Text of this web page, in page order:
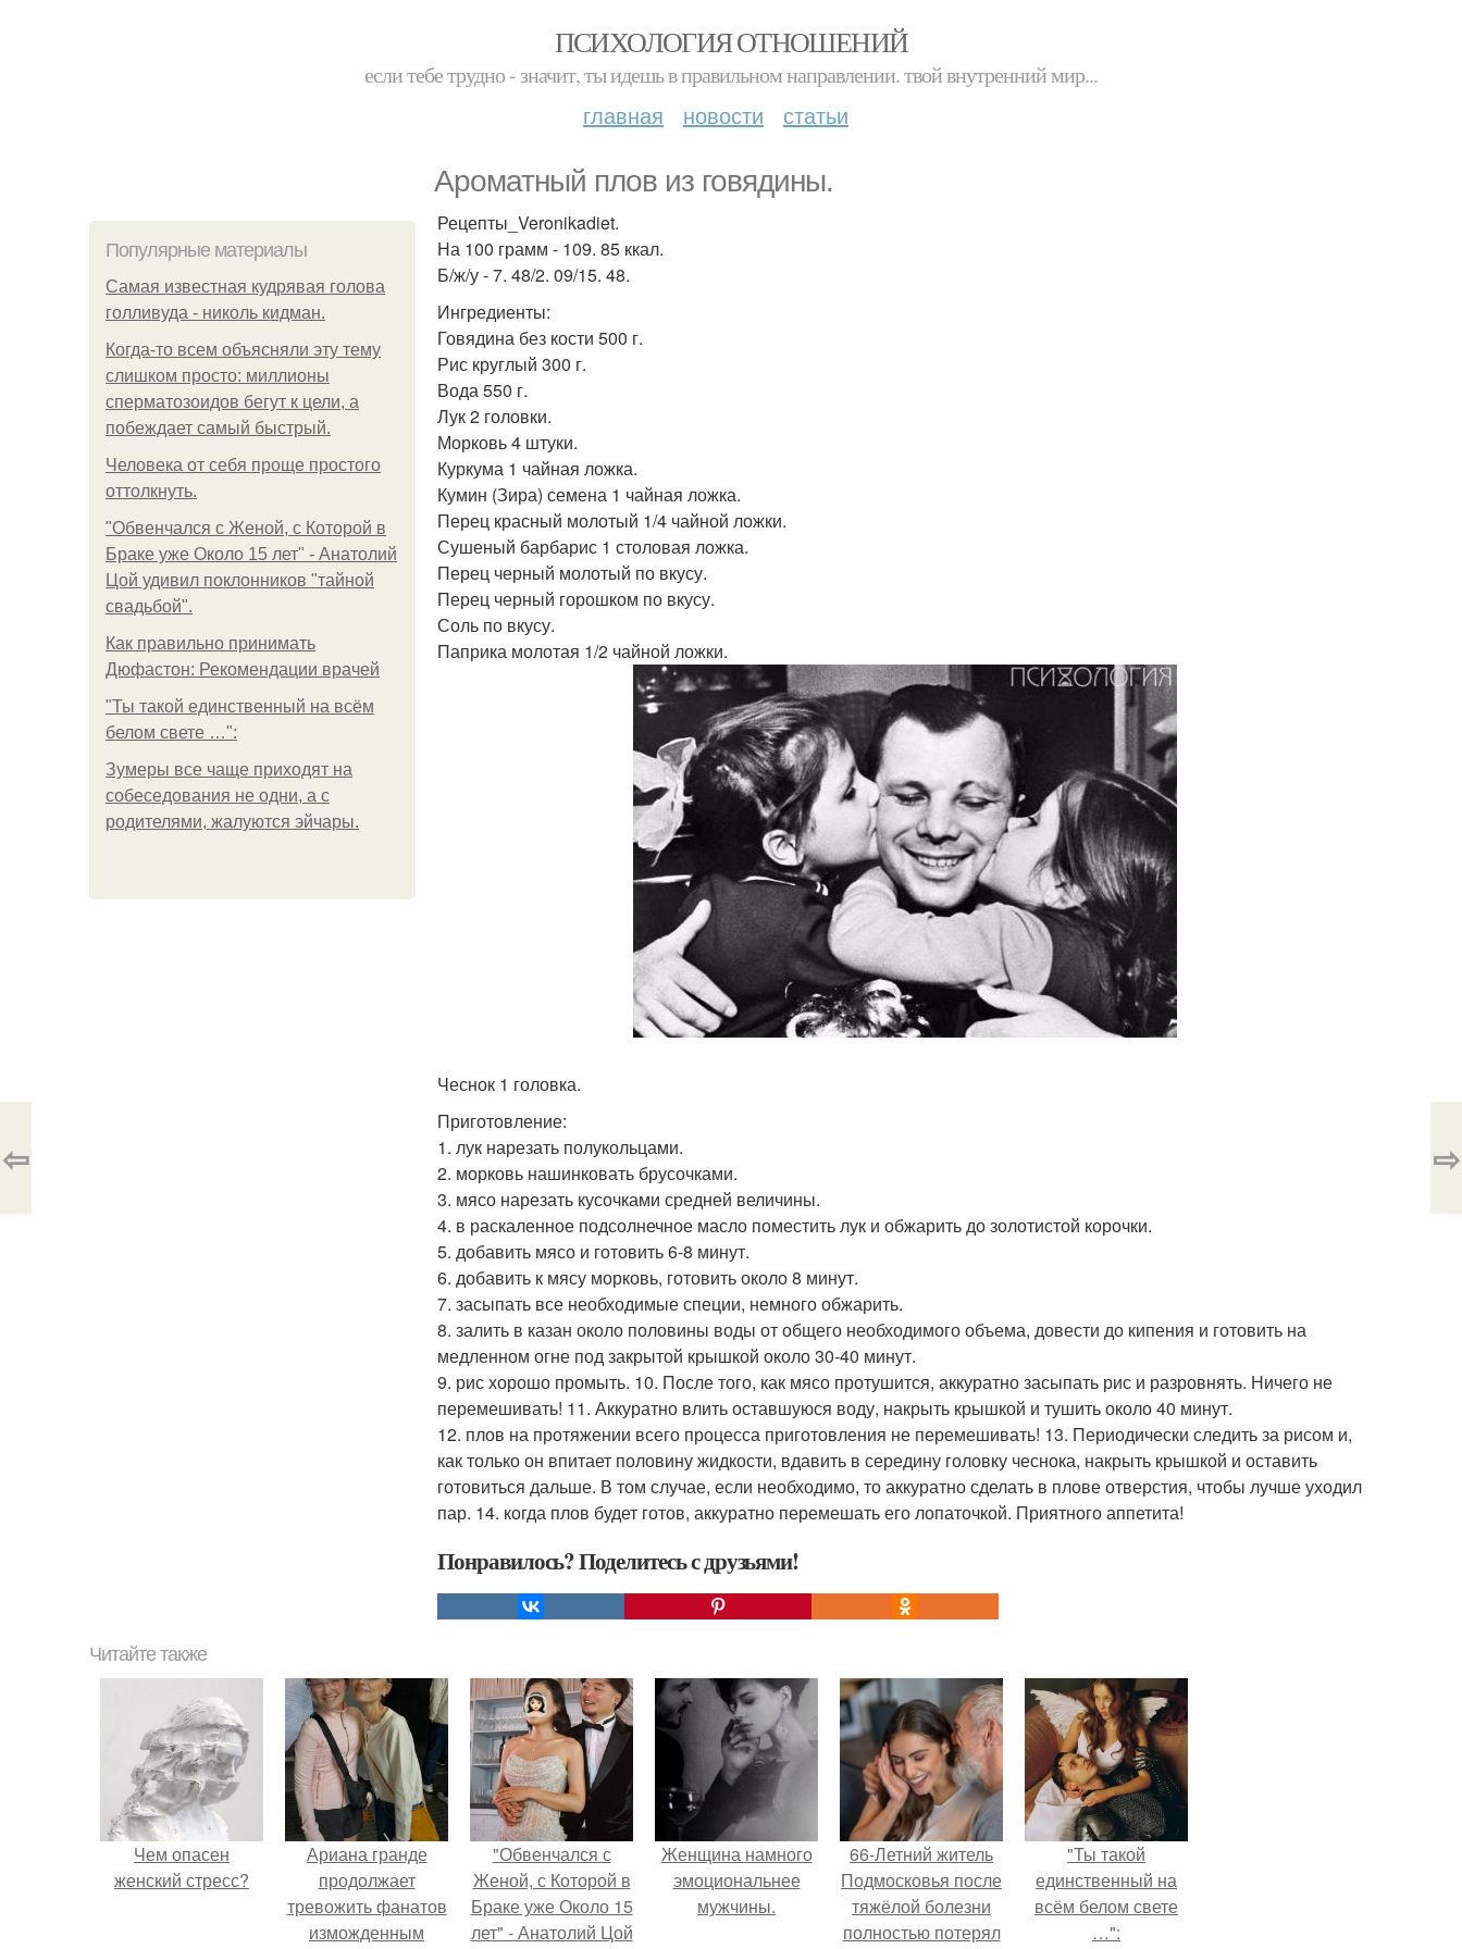
ПСИХОЛОГИЯ ОТНОШЕНИЙ
если тебе трудно - значит, ты идешь в правильном направлении. твой внутренний мир...
главная новости статьи
Ароматный плов из говядины.
Популярные материалы
Самая известная кудрявая голова
голливуда - николь кидман.
Когда-то всем объясняли эту тему
слишком просто: миллионы
сперматозоидов бегут к цели, а
побеждает самый быстрый.
Человека от себя проще простого
оттолкнуть.
"Обвенчался с Женой, с Которой в
Браке уже Около 15 лет" - Анатолий
Цой удивил поклонников "тайной
свадьбой".
Как правильно принимать
Дюфастон: Рекомендации врачей
"Ты такой единственный на всём
белом свете …":
Зумеры все чаще приходят на
собеседования не одни, а с
родителями, жалуются эйчары.
Рецепты_Veronikadiet.
На 100 грамм - 109. 85 ккал.
Б/ж/у - 7. 48/2. 09/15. 48.
Ингредиенты:
Говядина без кости 500 г.
Рис круглый 300 г.
Вода 550 г.
Лук 2 головки.
Морковь 4 штуки.
Куркума 1 чайная ложка.
Кумин (Зира) семена 1 чайная ложка.
Перец красный молотый 1/4 чайной ложки.
Сушеный барбарис 1 столовая ложка.
Перец черный молотый по вкусу.
Перец черный горошком по вкусу.
Соль по вкусу.
Паприка молотая 1/2 чайной ложки.
Чеснок 1 головка.
Приготовление:
1. лук нарезать полукольцами.
2. морковь нашинковать брусочками.
3. мясо нарезать кусочками средней величины.
4. в раскаленное подсолнечное масло поместить лук и обжарить до золотистой корочки.
5. добавить мясо и готовить 6-8 минут.
6. добавить к мясу морковь, готовить около 8 минут.
7. засыпать все необходимые специи, немного обжарить.
8. залить в казан около половины воды от общего необходимого объема, довести до кипения и готовить на
медленном огне под закрытой крышкой около 30-40 минут.
9. рис хорошо промыть. 10. После того, как мясо протушится, аккуратно засыпать рис и разровнять. Ничего не
перемешивать! 11. Аккуратно влить оставшуюся воду, накрыть крышкой и тушить около 40 минут.
12. плов на протяжении всего процесса приготовления не перемешивать! 13. Периодически следить за рисом и,
как только он впитает половину жидкости, вдавить в середину головку чеснока, накрыть крышкой и оставить
готовиться дальше. В том случае, если необходимо, то аккуратно сделать в плове отверстия, чтобы лучше уходил
пар. 14. когда плов будет готов, аккуратно перемешать его лопаточкой. Приятного аппетита!
Понравилось? Поделитесь с друзьями!
⇦ ⇨
Читайте также
Чем опасен
женский стресс?
Ариана гранде
продолжает
тревожить фанатов
изможденным
"Обвенчался с
Женой, с Которой в
Браке уже Около 15
лет" - Анатолий Цой
Женщина намного
эмоциональнее
мужчины.
66-Летний житель
Подмосковья после
тяжёлой болезни
полностью потерял
"Ты такой
единственный на
всём белом свете
…":